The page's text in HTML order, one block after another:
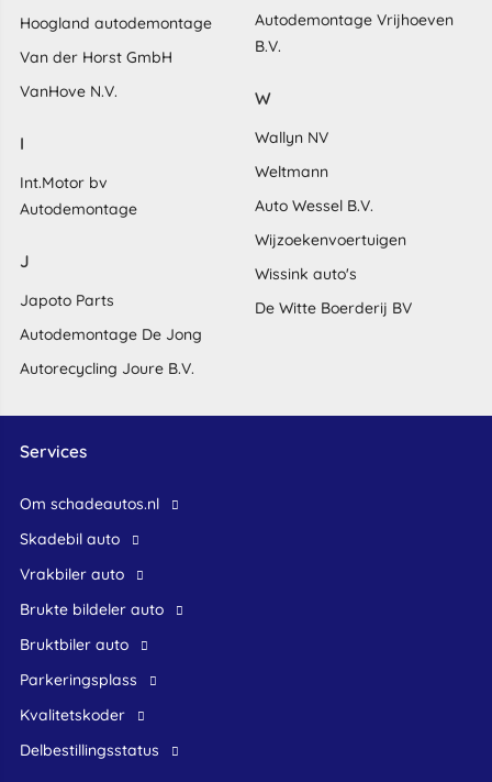
Hoogland autodemontage
Van der Horst GmbH
VanHove N.V.
I
Int.Motor bv
Autodemontage
J
Japoto Parts
Autodemontage De Jong
Autorecycling Joure B.V.
Autodemontage Vrijhoeven
B.V.
W
Wallyn NV
Weltmann
Auto Wessel B.V.
Wijzoekenvoertuigen
Wissink auto's
De Witte Boerderij BV
Services
Om schadeautos.nl
skadebil auto
Vrakbiler auto
Brukte bildeler auto
bruktbiler auto
Parkeringsplass
Kvalitetskoder
Delbestillingsstatus